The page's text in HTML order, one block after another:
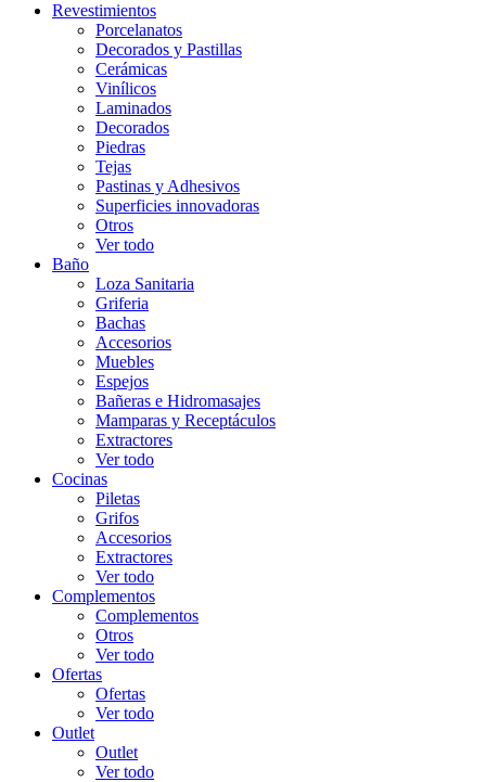
Revestimientos
Porcelanatos
Decorados y Pastillas
Cerámicas
Vinílicos
Laminados
Decorados
Piedras
Tejas
Pastinas y Adhesivos
Superficies innovadoras
Otros
Ver todo
Baño
Loza Sanitaria
Griferia
Bachas
Accesorios
Muebles
Espejos
Bañeras e Hidromasajes
Mamparas y Receptáculos
Extractores
Ver todo
Cocinas
Piletas
Grifos
Accesorios
Extractores
Ver todo
Complementos
Complementos
Otros
Ver todo
Ofertas
Ofertas
Ver todo
Outlet
Outlet
Ver todo